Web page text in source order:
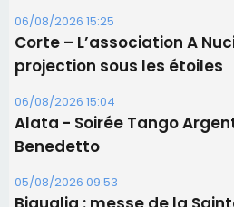
05/08/2026 09:53
Biguglia : messe de la
procession le 14 août
31/07/2026 08:24
Tennis - Début ce week-
RCPV
31/07/2026 08:22
82ème anniversaire de la